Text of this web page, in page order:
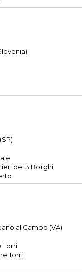
dei 3 Borghi
al Campo (VA)
Torri
Torri